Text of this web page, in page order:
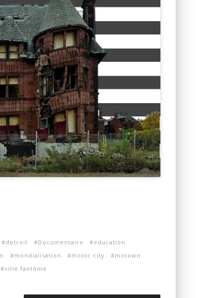
detroit Documentaire
education
mondialisation motor city
motown
ville fantôme